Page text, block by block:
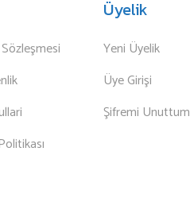
Üyelik
Yeni Üyelik
Üye Girişi
Şifremi Unuttum